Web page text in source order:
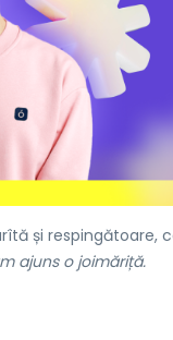
și respingătoare,
ajuns o joimăriță.